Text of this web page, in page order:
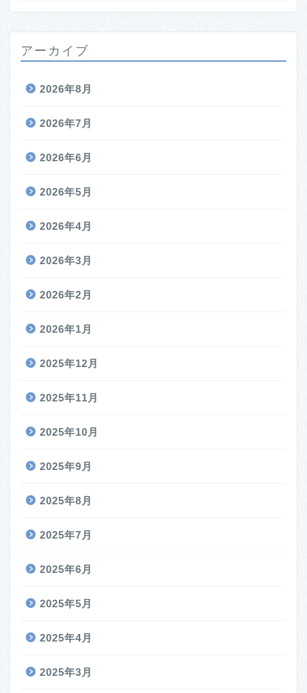
アーカイブ
2026年8月
2026年7月
2026年6月
2026年5月
2026年4月
2026年3月
2026年2月
2026年1月
2025年12月
2025年11月
2025年10月
2025年9月
2025年8月
2025年7月
2025年6月
2025年5月
2025年4月
2025年3月